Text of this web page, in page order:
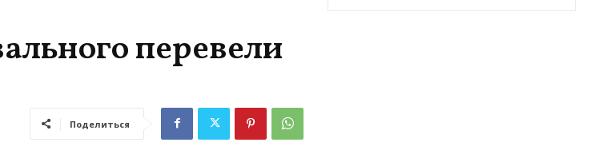
перевели
Поделиться